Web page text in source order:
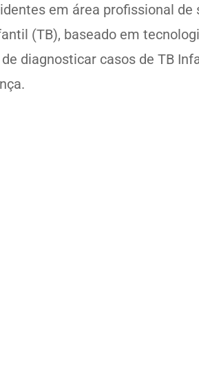
em área profissional de
(TB), baseado em
diagnosticar casos de TB